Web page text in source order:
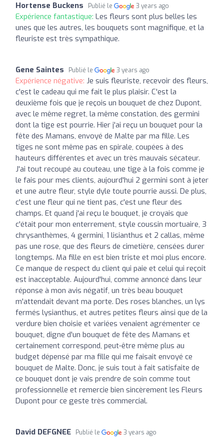
Hortense Buckens Publié le 3 years ago
Expérience fantastique: Les fleurs sont plus belles les
unes que les autres, les bouquets sont magnifique, et la
fleuriste est très sympathique.
Gene Saintes Publié le 3 years ago
Expérience négative: Je suis fleuriste, recevoir des fleurs,
c'est le cadeau qui me fait le plus plaisir. C'est la
deuxième fois que je reçois un bouquet de chez Dupont,
avec le même regret, la même constation, des germini
dont la tige est pourrie. Hier j'ai reçu un bouquet pour la
fête des Mamans, envoyé de Malte par ma fille. Les
tiges ne sont même pas en spirale, coupées à des
hauteurs différentes et avec un très mauvais sécateur.
J'ai tout recoupé au couteau, une tige à la fois comme je
le fais pour mes clients, aujourd'hui 2 germini sont à jeter
et une autre fleur, style dyle toute pourrie aussi. De plus,
c'est une fleur qui ne tient pas, c'est une fleur des
champs. Et quand j'ai reçu le bouquet, je croyais que
c'était pour mon enterrement, style coussin mortuaire, 3
chrysanthèmes, 4 germini, 1 lisianthus et 2 callas, même
pas une rose, que des fleurs de cimetière, censées durer
longtemps. Ma fille en est bien triste et moi plus encore.
Ce manque de respect du client qui paie et celui qui reçoit
est inacceptable. Aujourd'hui, comme annoncé dans leur
réponse à mon avis négatif, un très beau bouquet
m'attendait devant ma porte. Des roses blanches, un lys
fermés lysianthus, et autres petites fleurs ainsi que de la
verdure bien choisie et variées venaient agrémenter ce
bouquet, digne d'un bouquet de fête des Mamans et
certainement correspond, peut-être même plus au
budget dépensé par ma fille qui me faisait envoyé ce
bouquet de Malte. Donc, je suis tout à fait satisfaite de
ce bouquet dont je vais prendre de soin comme tout
professionnelle et remercie bien sincèrement les Fleurs
Dupont pour ce geste très commercial.
David DEFGNEE Publié le 3 years ago